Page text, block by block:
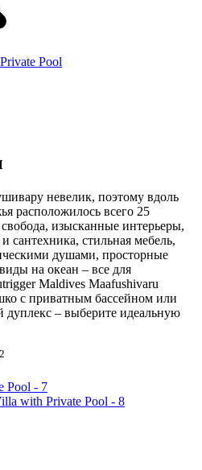
Pool
невелик, поэтому вдоль
расположилось всего 25
изысканные интерьеры,
сантехника, стильная мебель,
душами, просторные
на океан – все для
Maldives Maafushivaru
с приватным бассейном или
– выберите идеальную
2
Pool - 7
with Private Pool - 8